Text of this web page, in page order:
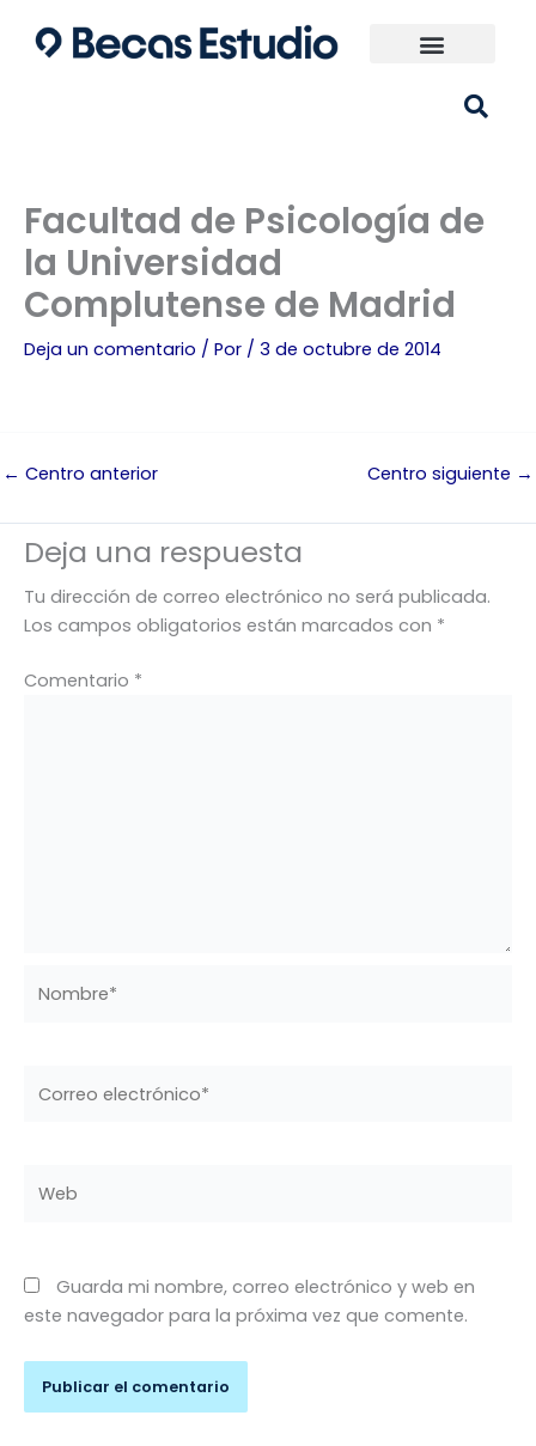
Facultad de Psicología de
la Universidad
Complutense de Madrid
Deja un comentario / Por / 3 de octubre de 2014
← Centro anterior Centro siguiente →
Deja una respuesta
Tu dirección de correo electrónico no será publicada.
Los campos obligatorios están marcados con *
Comentario *
electrónico*
Guarda mi nombre, correo electrónico y web en
este navegador para la próxima vez que comente.